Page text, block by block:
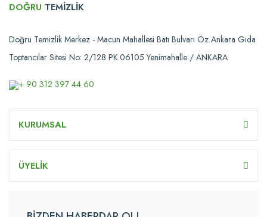
DOĞRU TEMİZLİK
Doğru Temizlik Merkez - Macun Mahallesi Batı Bulvarı Öz Ankara Gıda
Toptancılar Sitesi No: 2/128 PK.06105 Yenimahalle / ANKARA
+ 90 312 397 44 60
KURUMSAL
ÜYELİK